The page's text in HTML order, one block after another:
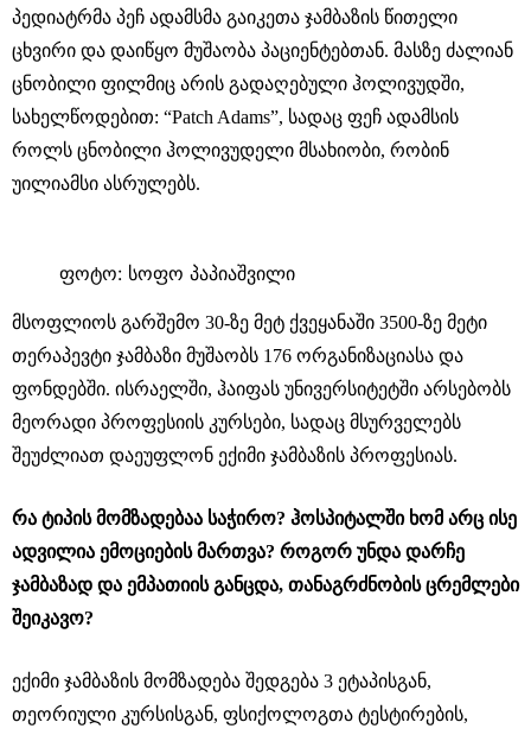
პედიატრმა პეჩ ადამსმა გაიკეთა ჯამბაზის წითელი
ცხვირი და დაიწყო მუშაობა პაციენტებთან. მასზე ძალიან
ცნობილი ფილმიც არის გადაღებული ჰოლივუდში,
სახელწოდებით: “Patch Adams”, სადაც ფეჩ ადამსის
როლს ცნობილი ჰოლივუდელი მსახიობი, რობინ
უილიამსი ასრულებს.
ფოტო: სოფო პაპიაშვილი
მსოფლიოს გარშემო 30-ზე მეტ ქვეყანაში 3500-ზე მეტი
თერაპევტი ჯამბაზი მუშაობს 176 ორგანიზაციასა და
ფონდებში. ისრაელში, ჰაიფას უნივერსიტეტში არსებობს
მეორადი პროფესიის კურსები, სადაც მსურველებს
შეუძლიათ დაეუფლონ ექიმი ჯამბაზის პროფესიას.
რა ტიპის მომზადებაა საჭირო? ჰოსპიტალში ხომ არც ისე
ადვილია ემოციების მართვა? როგორ უნდა დარჩე
ჯამბაზად და ემპათიის განცდა, თანაგრძნობის ცრემლები
შეიკავო?
ექიმი ჯამბაზის მომზადება შედგება 3 ეტაპისგან,
თეორიული კურსისგან, ფსიქოლოგთა ტესტირების,